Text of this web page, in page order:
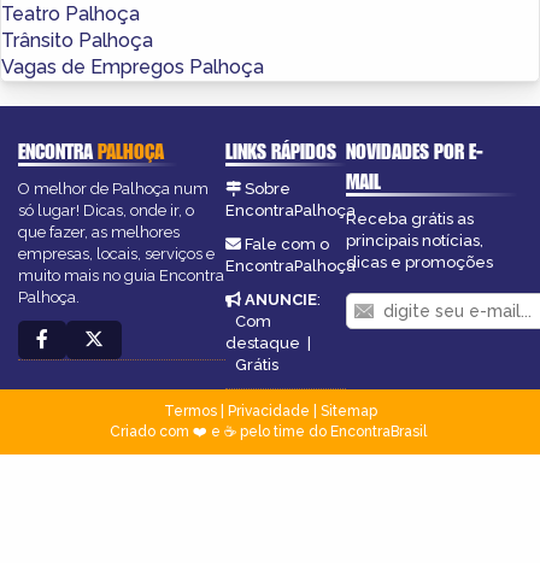
Teatro Palhoça
Trânsito Palhoça
Vagas de Empregos Palhoça
ENCONTRAPALHOÇA
O melhor de Palhoça num
só lugar! Dicas, onde ir, o
que fazer, as melhores
empresas, locais, serviços e
muito mais no guia Encontra
Palhoça.
LINKS RÁPIDOS
Sobre
EncontraPalhoça
Fale com o
EncontraPalhoça
ANUNCIE:
Com
destaque |
Grátis
NOVIDADES POR E-
MAIL
Receba grátis as
principais notícias,
dicas e promoções
Termos| Privacidade
Sitemap
Criado com ❤️ e ☕ pelo time do EncontraBrasil